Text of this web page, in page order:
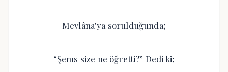
Mevlâna’ya sorulduğunda;
“Şems size ne öğretti?” Dedi ki;